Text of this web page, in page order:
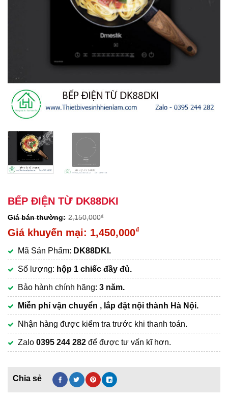
BẾP ĐIỆN TỪ DK88DKI
2,150,000₫
Giá
là:
2,150,000₫.
1,450,000₫
hiện
tại
là:
1,450,000₫.
Mã Sản Phẩm: DK88DKI.
Số lượng: hộp 1 chiếc đầy đủ.
Bảo hành chính hãng: 3 năm.
Miễn phí vận chuyển , lắp đặt nội thành Hà Nội.
Nhận hàng được kiểm tra trước khi thanh toán.
Zalo 0395 244 282 để được tư vấn kĩ hơn.